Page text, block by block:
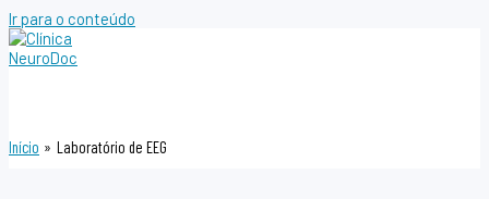
Ir para o conteúdo
Início Laboratório de EEG